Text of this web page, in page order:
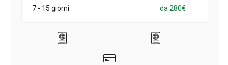
7 - 15 giorni da 280€